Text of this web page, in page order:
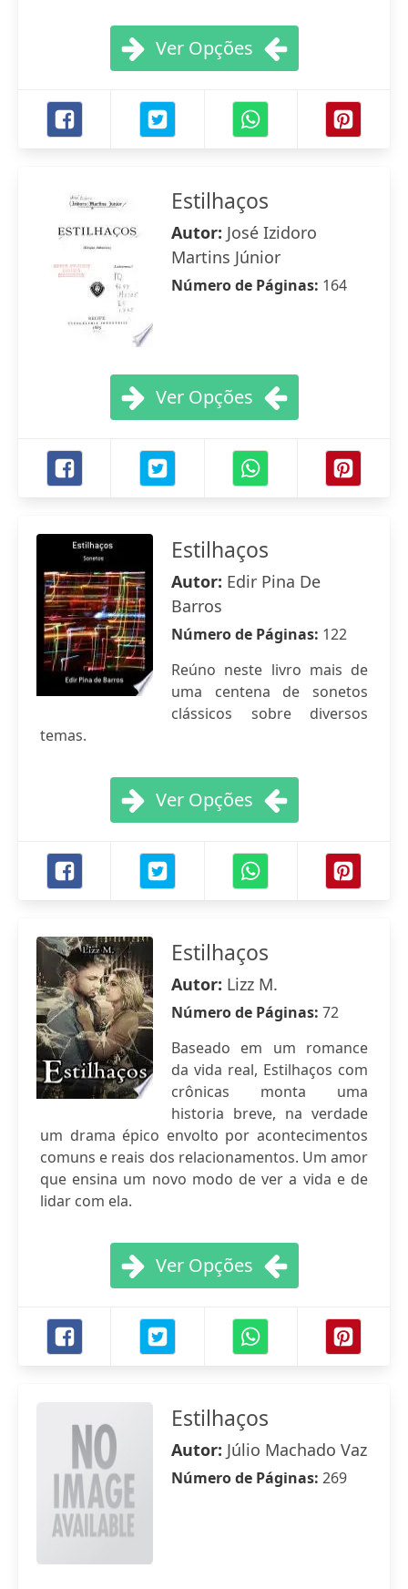
Ver Opções
Estilhaços
Autor: José Izidoro
Martins Júnior
Número de Páginas: 164
Ver Opções
Estilhaços
Autor: Edir Pina De
Barros
Número de Páginas: 122
Reúno neste livro mais de
uma centena de sonetos
clássicos sobre diversos
temas.
Ver Opções
Estilhaços
Autor: Lizz M.
Número de Páginas: 72
Baseado em um romance
da vida real, Estilhaços com
crônicas monta uma
historia breve, na verdade
um drama épico envolto por acontecimentos
comuns e reais dos relacionamentos. Um amor
que ensina um novo modo de ver a vida e de
lidar com ela.
Ver Opções
Estilhaços
Autor: Júlio Machado Vaz
Número de Páginas: 269